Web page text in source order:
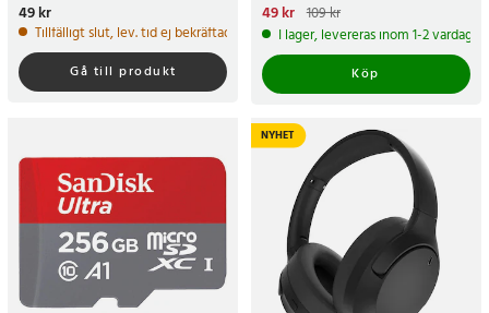
Pris:
49 kr
Tillfälligt slut, lev. tid ej bekräftad.
Gå till produkt
Nuvarande pris
pris:109 kr
49 kr 109 kr
I lager, levereras inom 1-2 vardagar
Köp
NYHET